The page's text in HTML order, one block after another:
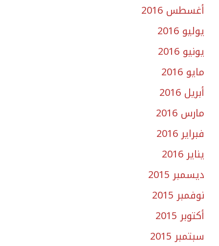
أغسطس 2016
يوليو 2016
يونيو 2016
مايو 2016
أبريل 2016
مارس 2016
فبراير 2016
يناير 2016
ديسمبر 2015
نوفمبر 2015
أكتوبر 2015
سبتمبر 2015